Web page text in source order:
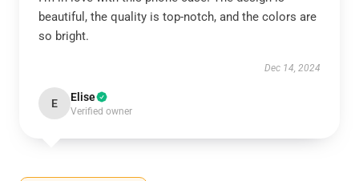
beautiful, the quality is top-notch, and the colors are
so bright.
Dec 14, 2024
E Elise
Verified owner